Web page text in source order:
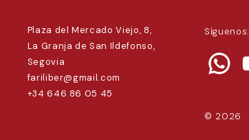
Plaza del Mercado Viejo, 8,
La Granja de San Ildefonso,
Segovia
fariliber@gmail.com
+34 646 86 05 45
Síguenos:
© 2026